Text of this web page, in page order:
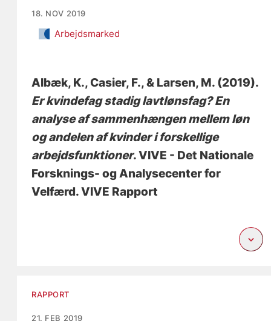
18. NOV 2019
Arbejdsmarked
Albæk, K., Casier, F., & Larsen, M. (2019).
Er kvindefag stadig lavtlønsfag? En
analyse af sammenhængen mellem løn
og andelen af kvinder i forskellige
arbejdsfunktioner. VIVE - Det Nationale
Forsknings- og Analysecenter for
Velfærd. VIVE Rapport
RAPPORT
21. FEB 2019